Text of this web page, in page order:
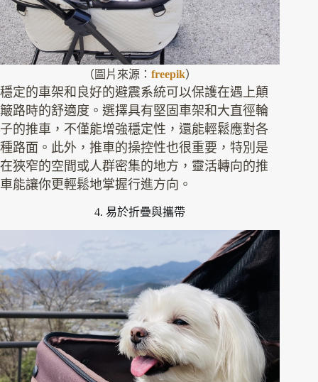
（圖片來源：freepik）
穩定的車架和良好的避震系統可以保護在遇上顛
簸路時的舒適度。選擇具有堅固車架和大直徑輪
子的推車，不僅能增強穩定性，還能輕鬆應對各
種路面。此外，推車的操控性也很重要，特別是
在狹窄的空間或人群密集的地方，靈活轉向的推
車能讓你更輕鬆地掌握行進方向。
4. 易於折疊與攜帶